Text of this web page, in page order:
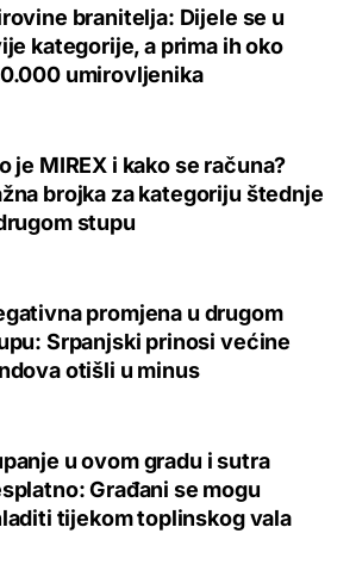
branitelja: Dijele se u
kategorije, a prima ih oko
umirovljenika
je MIREX i kako se računa?
brojka za kategoriju štednje
stupu
promjena u drugom
Srpanjski prinosi većine
otišli u minus
u ovom gradu i sutra
Građani se mogu
tijekom toplinskog vala